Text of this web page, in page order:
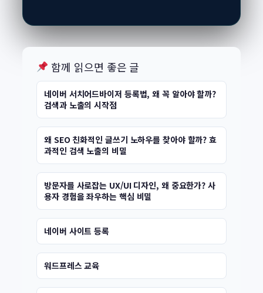
함께 읽으면 좋은 글
네이버 서치어드바이저 등록법, 왜 꼭 알아야 할까?
검색과 노출의 시작점
왜 SEO 친화적인 글쓰기 노하우를 찾아야 할까? 효
과적인 검색 노출의 비밀
방문자를 사로잡는 UX/UI 디자인, 왜 중요한가? 사
용자 경험을 좌우하는 핵심 비밀
네이버 사이트 등록
워드프레스 교육